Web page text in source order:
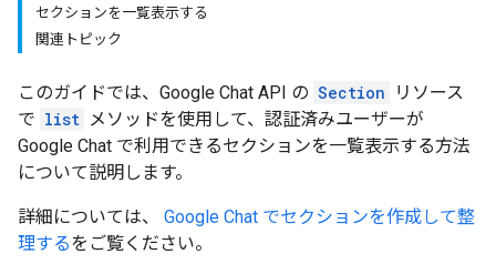
セクションを一覧表示する
関連トピック
このガイドでは、Google Chat API の Section
リソース
で list メソッドを使用して、認証済みユーザーが
Google Chat で利用できるセクションを一覧表示する方法
について説明します。
詳細については、 Google Chat でセクションを作成して整
理するをご覧ください。